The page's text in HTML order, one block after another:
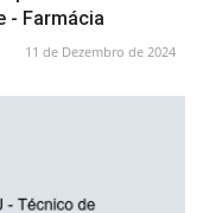
- Farmácia
11 de Dezembro de 2024